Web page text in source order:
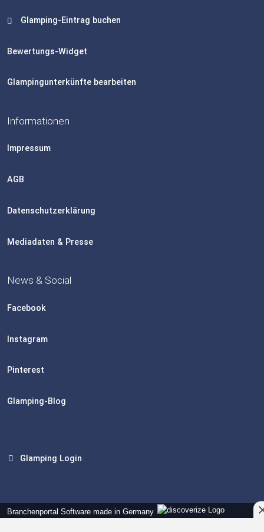
Glamping-Eintrag buchen
Bewertungs-Widget
Glampingunterkünfte bearbeiten
Informationen
Impressum
AGB
Datenschutzerklärung
Mediadaten & Presse
News & Social
Facebook
Instagram
Pinterest
Glamping-Blog
Glamping Login
Branchenportal Software made in Germany